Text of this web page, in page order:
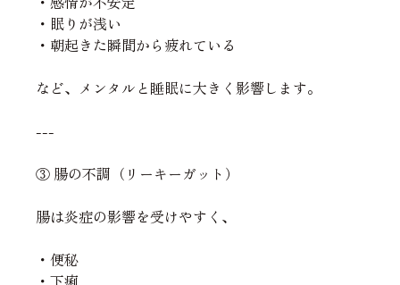
・眠りが浅い
・朝起きた瞬間から疲れている
など、メンタルと睡眠に大きく影響します。
---
③ 腸の不調（リーキーガット）
腸は炎症の影響を受けやすく、
・便秘